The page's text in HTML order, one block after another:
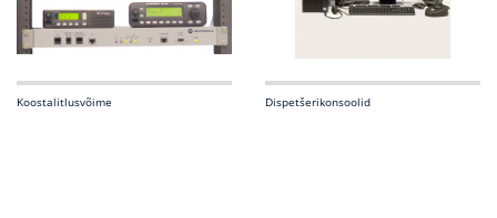
Koostalitlusvõime Dispetšerikonsoolid